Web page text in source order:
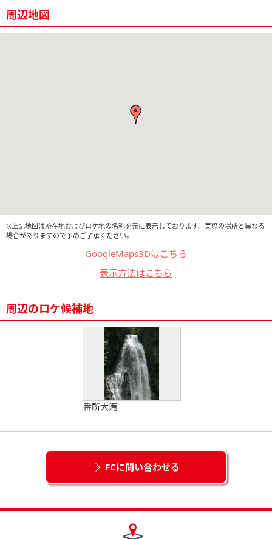
周辺地図
※上記地図は所在地およびロケ地の名称を元に表示しております。実際の場所と異なる
場合がありますので予めご了承ください。
GoogleMaps3Dはこちら
表示方法はこちら
周辺のロケ候補地
番所大滝
FCに問い合わせる